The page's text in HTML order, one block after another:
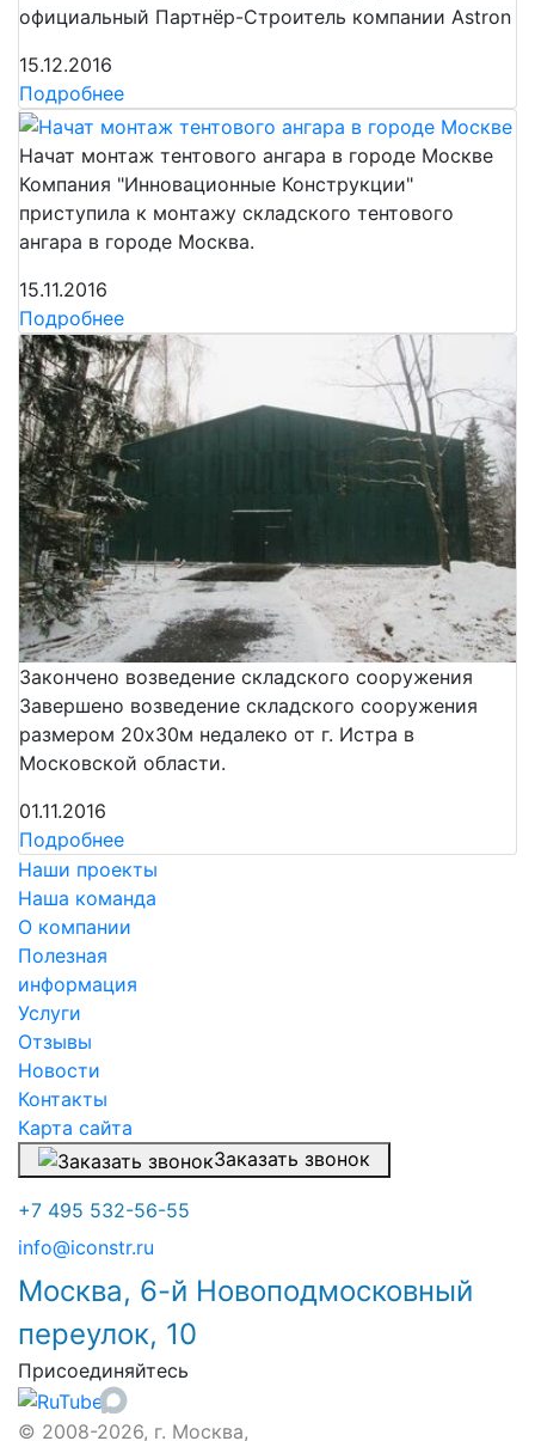
официальный Партнёр-Строитель компании Astron
15.12.2016
Подробнее
Начат монтаж тентового ангара в городе Москве
Компания "Инновационные Конструкции"
приступила к монтажу складского тентового
ангара в городе Москва.
15.11.2016
Подробнее
Закончено возведение складского сооружения
Завершено возведение складского сооружения
размером 20х30м недалеко от г. Истра в
Московской области.
01.11.2016
Подробнее
Наши проекты
Наша команда
О компании
Полезная
информация
Услуги
Отзывы
Новости
Контакты
Карта сайта
Заказать звонок
+7 495 532-56-55
info@iconstr.ru
Москва, 6-й Новоподмосковный
переулок, 10
Присоединяйтесь
© 2008-2026, г. Москва,